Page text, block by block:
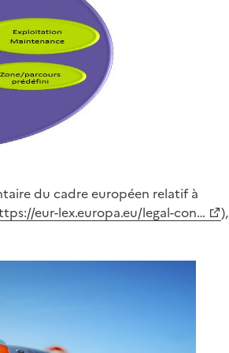
du cadre européen relatif à
eur-lex.europa.eu/legal-con…
),